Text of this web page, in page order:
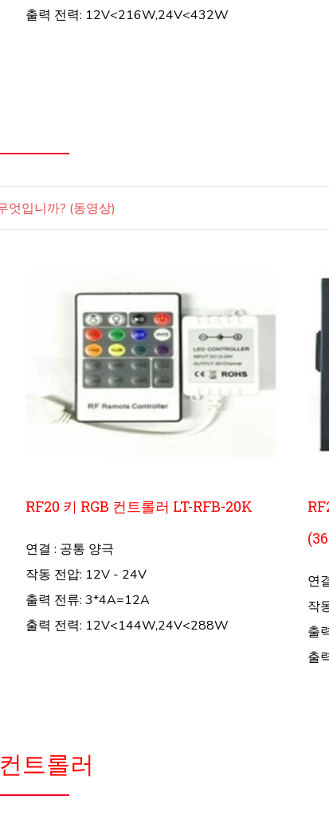
출력 전력: 12V<216W,24V<432W
엇입니까? (동영상)
RF20 키 RGB 컨트롤러 LT-RFB-20K
연결 : 공통 양극
작동 전압: 12V - 24V
출력 전류: 3*4A=12A
출력 전력: 12V<144W,24V<288W
연
작
출
출
트롤러